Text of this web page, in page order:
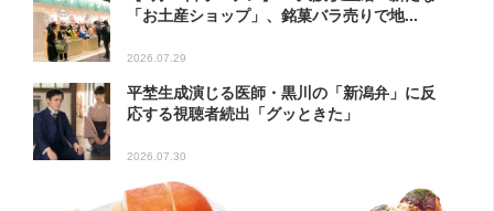
「お土産ショップ」、銘菓バラ売りで地...
2026.07.29
平埜生成演じる医師・黒川の「新潟弁」に反
応する視聴者続出「グッときた」
2026.07.30